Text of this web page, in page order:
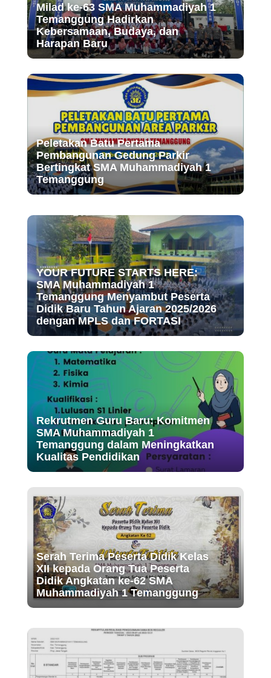
Milad ke-63 SMA Muhammadiyah 1
Temanggung Hadirkan
Kebersamaan, Budaya, dan
Harapan Baru
Peletakan Batu Pertama
Pembangunan Gedung Parkir
Bertingkat SMA Muhammadiyah 1
Temanggung
YOUR FUTURE STARTS HERE:
SMA Muhammadiyah 1
Temanggung Menyambut Peserta
Didik Baru Tahun Ajaran 2025/2026
dengan MPLS dan FORTASI
Rekrutmen Guru Baru: Komitmen
SMA Muhammadiyah 1
Temanggung dalam Meningkatkan
Kualitas Pendidikan
Serah Terima Peserta Didik Kelas
XII kepada Orang Tua Peserta
Didik Angkatan ke-62 SMA
Muhammadiyah 1 Temanggung